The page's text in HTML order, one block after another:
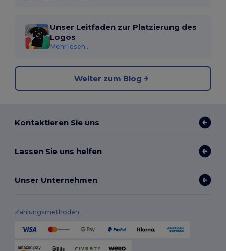
Unser Leitfaden zur Platzierung des
Logos
Mehr lesen...
Weiter zum Blog
Kontaktieren Sie uns
Lassen Sie uns helfen
Unser Unternehmen
Zahlungsmethoden